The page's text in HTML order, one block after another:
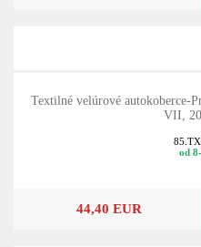
Textilné velúrové autokoberce-
VII,
od
44,40 EUR